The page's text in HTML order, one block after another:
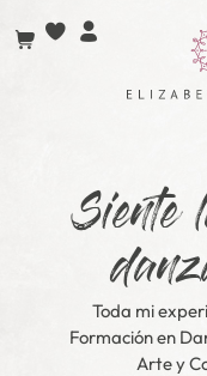
contenido
Toda mi
Formación en
Arte y